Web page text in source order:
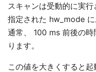
スキャンは受動的に実行
指定された hw_mode
通常、 100 ms 前後の
ります。
この値を大きくすると起